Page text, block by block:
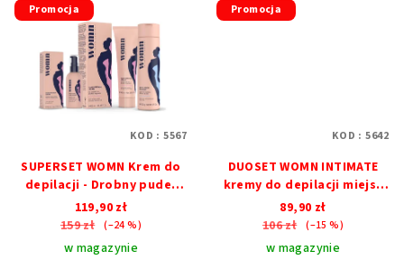
Promocja
SUPERSET WOMN Krem do
depilacji - Drobny puder
DRY & FRESH - Serum
przeciw wrastającym
włoskom
119,90 zł
159 zł (–24 %)
w magazynie
KOD : 5567
Promocja
DUOSET WOMN INTIMATE
kremy do depilacji miejsc
intymnych
89,90 zł
106 zł (–15 %)
w magazynie
KOD : 5642